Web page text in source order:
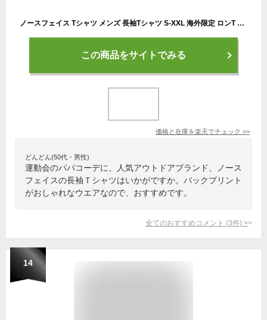
ノースフェイス Tシャツ メンズ 長袖Tシャツ S-XXL 海外限定 ロンT バックプリント ボックスロゴ Tシャツ ブランド おしゃれ 大きいサイズ コットン 綿 黒 白 グレー プリント 10代 20代 30代 40代 50代 The North Face Men's NES 2.0 Red Box T-Shirt 送料無料
この商品をサイトでみる
価格と在庫を楽天でチェック >>
どんどん(50代・男性)
運動会のパパコーデに、人気アウトドアブランド、ノース
フェイスの長袖Ｔシャツはいかがですか。バックプリント
がおしゃれなウエアなので、おすすめです。
全てのおすすめコメント (3件) >
14